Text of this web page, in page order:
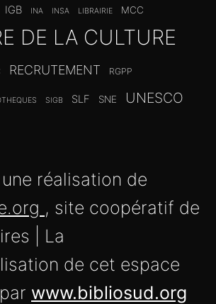
IGB INA INSA LIBRAIRIE MCC
DE LA CULTURE
RECRUTEMENT RGPP
SIGB SLF SNE UNESCO
réalisation de
, site coopératif de
| La
de cet espace
www.bibliosud.org